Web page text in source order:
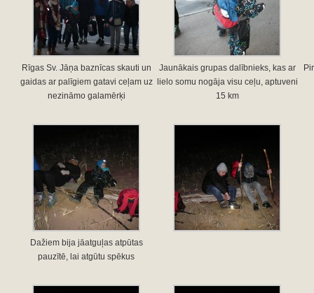
Rīgas Sv. Jāņa baznīcas skauti un
gaidas ar palīgiem gatavi ceļam uz
nezināmo galamērķi
Jaunākais grupas dalībnieks, kas ar
lielo somu nogāja visu ceļu, aptuveni
15 km
Dažiem bija jāatguļas atpūtas
pauzītē, lai atgūtu spēkus